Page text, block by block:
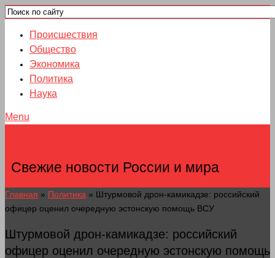
Происшествия
Общество
Экономика
Политика
Наука
Menu
Свежие новости России и мира
Главная » Политика » Штурмовой дрон-камикадзе: российский
офицер оценил очередную эстонскую помощь ВСУ
Штурмовой дрон-камикадзе: российский
офицер оценил очередную эстонскую помощь